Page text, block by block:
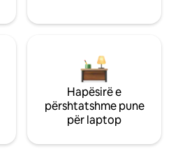
Hapësirë e
përshtatshme pune
për laptop